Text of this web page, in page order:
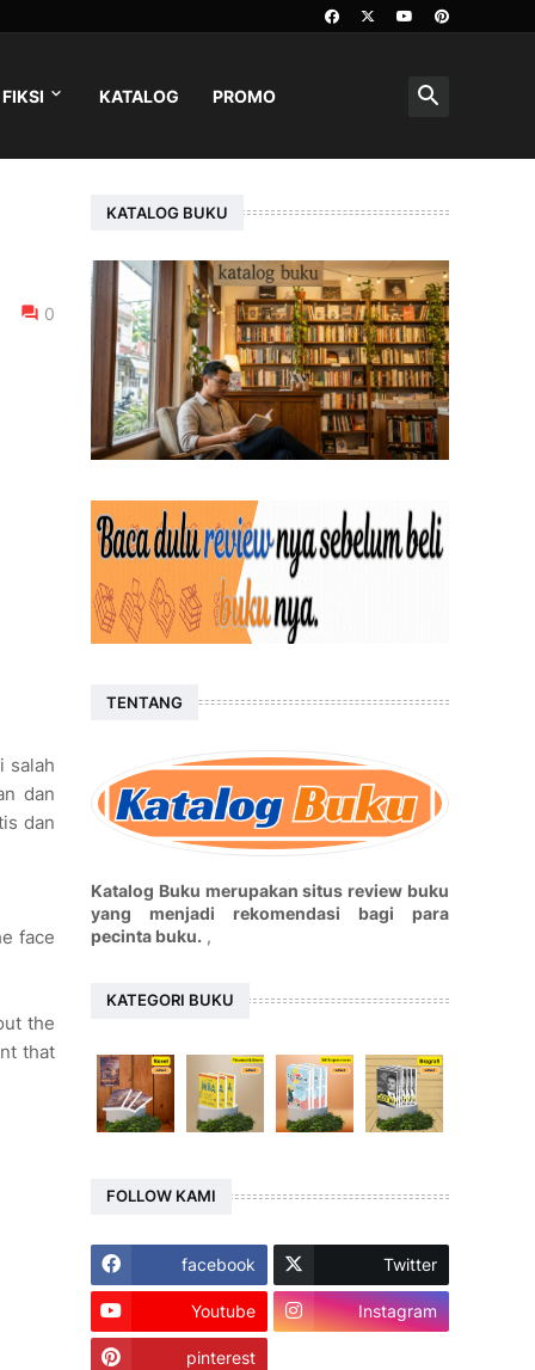
KATALOG PROMO
0
salah
dan
dan
face
the
that
KATALOG BUKU
TENTANG
Katalog Buku merupakan situs review buku
yang menjadi rekomendasi bagi para
pecinta buku. ,
KATEGORI BUKU
FOLLOW KAMI
facebook Twitter
Youtube Instagram
pinterest